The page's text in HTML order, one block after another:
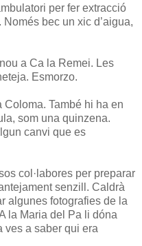
per fer extracció
bec un xic d’aigua,
a Ca la Remei. Les
Esmorzo.
També hi ha en
som una quinzena.
canvi que es
col·labores per preparar
senzill. Caldrà
algunes fotografies de la
la Maria del Pa li dóna
ves a saber qui era